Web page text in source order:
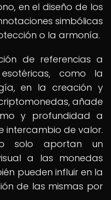
en el diseño de los
simbólicas
o la armonía.
de referencias a
como la
en la creación y
añade
y profundidad a
intercambio de valor.
solo aportan un
a las monedas
pueden influir en la
de las mismas por